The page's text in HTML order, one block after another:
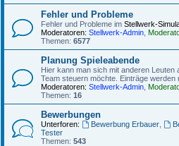
Fehler und Probleme
Fehler und Probleme im Stellwerk-
Moderatoren: Stellwerk-Admin
Themen: 6577
Planung Spieleabende
Hier kann man sich mit anderen Leuten
Team steuern möchte. Einträge werden
Moderatoren: Stellwerk-Admin
Themen: 16
Bewerbungen
Unterforen: Bewerbung Erbauer,
Tester
Themen: 543